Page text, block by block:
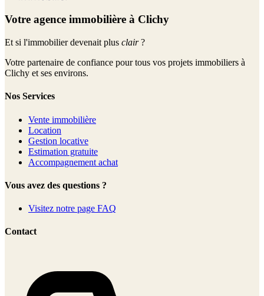
Votre agence immobilière à Clichy
Et si l'immobilier devenait plus clair?
Votre partenaire de confiance pour tous vos projets immobiliers à
Clichy et ses environs.
Nos Services
Vente immobilière
Location
Gestion locative
Estimation gratuite
Accompagnement achat
Vous avez des questions ?
Visitez notre page FAQ
Contact